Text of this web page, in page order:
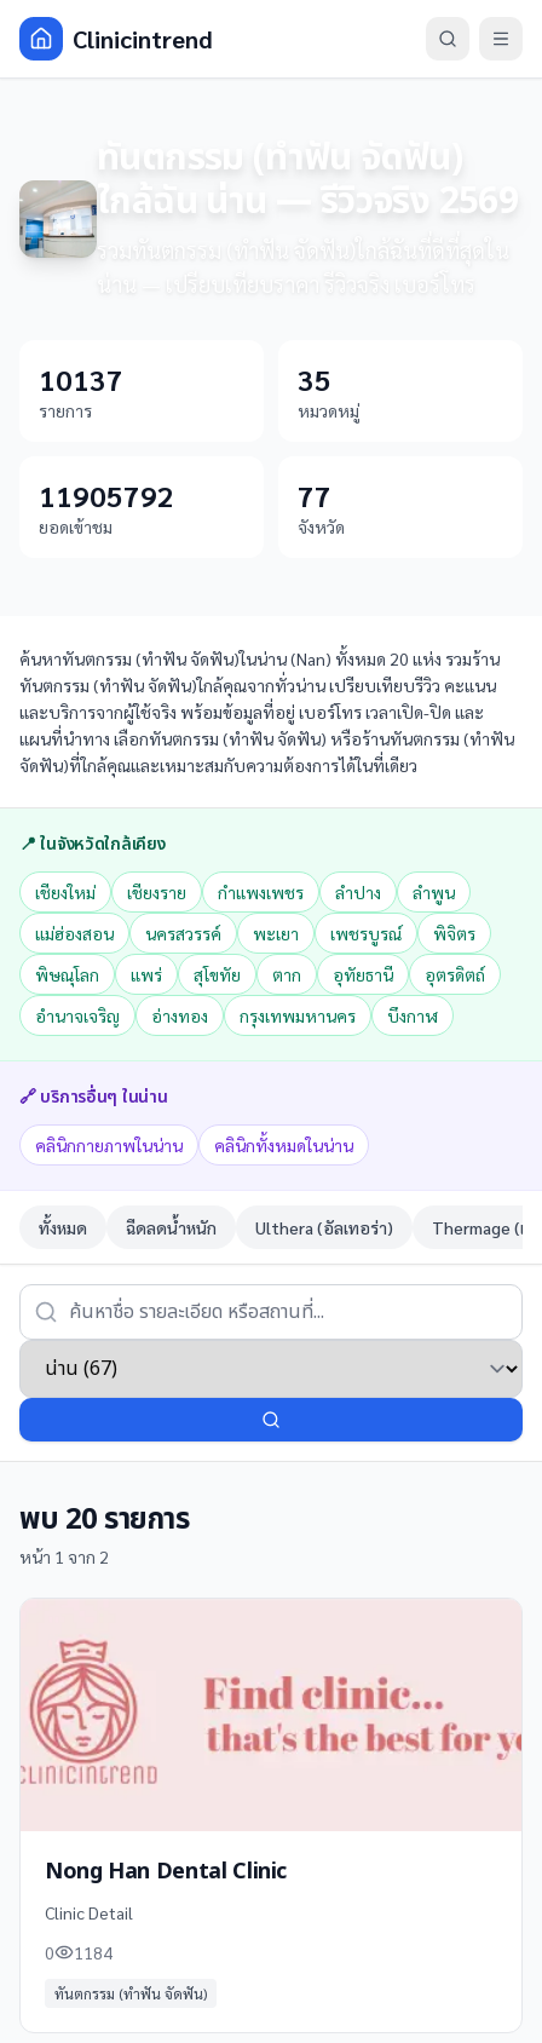
Clinicintrend
ทันตกรรม (ทำฟัน จัดฟัน)
ใกล้ฉัน น่าน — รีวิวจริง 2569
รวมทันตกรรม (ทำฟัน จัดฟัน)ใกล้ฉันที่ดีที่สุดใน
น่าน — เปรียบเทียบราคา รีวิวจริง เบอร์โทร
10137
รายการ
35
หมวดหมู่
11905792
ยอดเข้าชม
77
จังหวัด
ค้นหาทันตกรรม (ทำฟัน จัดฟัน)ในน่าน (Nan) ทั้งหมด 20 แห่ง รวมร้าน
ทันตกรรม (ทำฟัน จัดฟัน)ใกล้คุณจากทั่วน่าน เปรียบเทียบรีวิว คะแนน
และบริการจากผู้ใช้จริง พร้อมข้อมูลที่อยู่ เบอร์โทร เวลาเปิด-ปิด และ
แผนที่นำทาง เลือกทันตกรรม (ทำฟัน จัดฟัน) หรือร้านทันตกรรม (ทำฟัน
จัดฟัน)ที่ใกล้คุณและเหมาะสมกับความต้องการได้ในที่เดียว
📍 ในจังหวัดใกล้เคียง
เชียงใหม่ เชียงราย กำแพงเพชร ลำปาง
ลำพูน
แม่ฮ่องสอน
นครสวรรค์ พะเยา เพชรบูรณ์
พิจิตร
พิษณุโลก
แพร่ สุโขทัย ตาก อุทัยธานี
อุตรดิตถ์
อำนาจเจริญ
อ่างทอง กรุงเทพมหานคร บึงกาฬ
🔗 บริการอื่นๆ ในน่าน
คลินิกกายภาพในน่าน คลินิกทั้งหมดในน่าน
ทั้งหมด ฉีดลดน้ำหนัก Ulthera (อัลเทอร่า) Thermage (เท
พบ 20รายการ
หน้า 1 จาก 2
Nong Han Dental Clinic
Clinic Detail
0
1184
ทันตกรรม (ทำฟัน จัดฟัน)